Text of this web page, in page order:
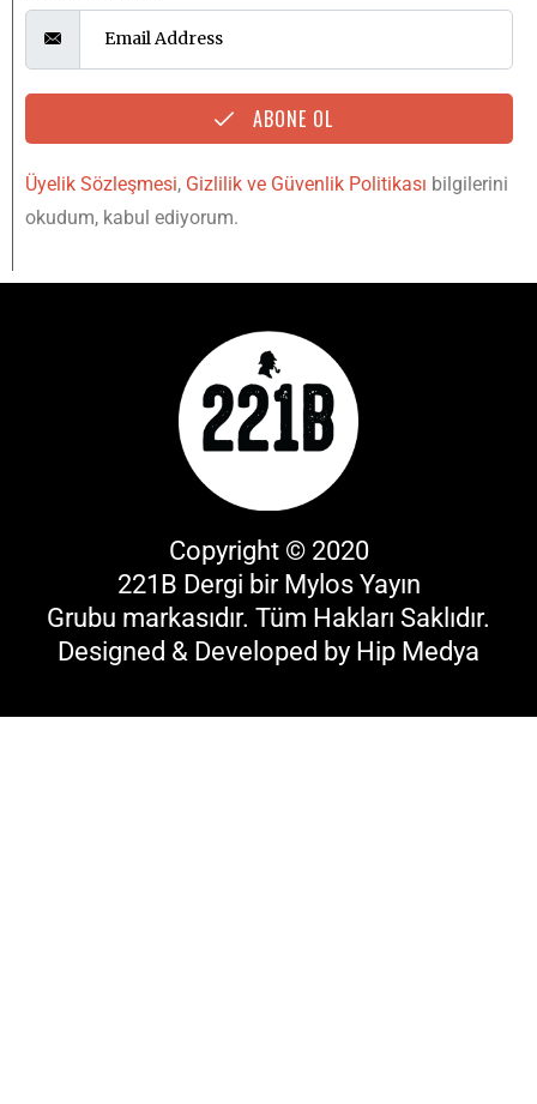
ABONE OL
Üyelik Sözleşmesi, Gizlilik ve Güvenlik Politikası bilgilerini
okudum, kabul ediyorum.
Copyright © 2020
221B Dergi bir Mylos Yayın
Grubu markasıdır. Tüm Hakları Saklıdır.
Designed & Developed by Hip Medya